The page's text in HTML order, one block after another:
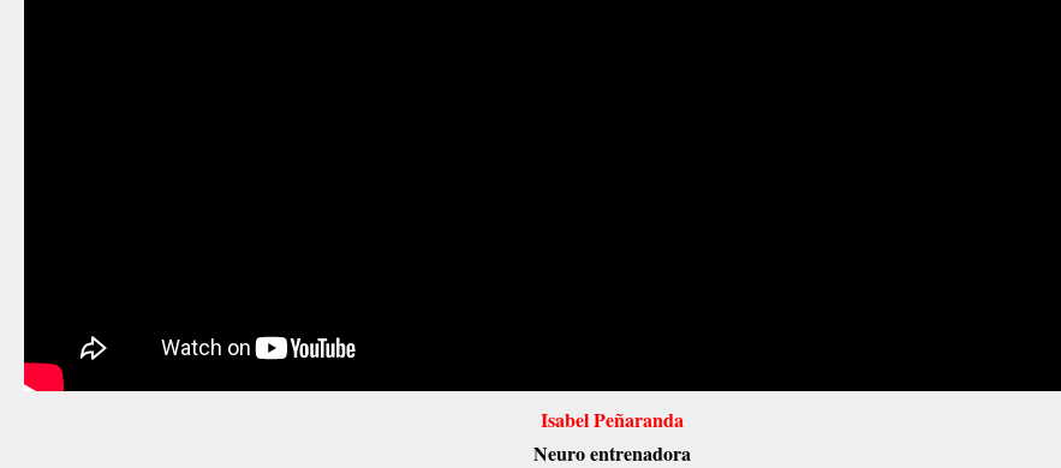
Isabel Peñaranda
Neuro entrenadora